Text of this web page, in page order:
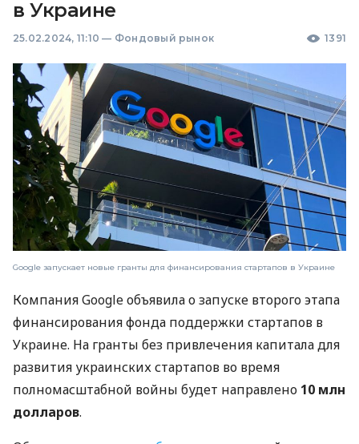
в Украине
25.02.2024, 11:10 — Фондовый рынок 1391
Google запускает новые гранты для финансирования стартапов в Украине
Компания Google объявила о запуске второго этапа
финансирования фонда поддержки стартапов в
Украине. На гранты без привлечения капитала для
развития украинских стартапов во время
полномасштабной войны будет направлено 10 млн
долларов.